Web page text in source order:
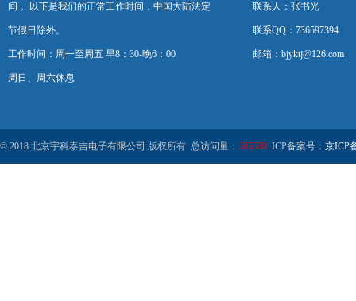
间 。以下是我们的正常工作时间，中国大陆法定
节假日除外。
工作时间：周一至周五 早8：30-晚6：00
周日、周六休息
联系人：张书光
联系QQ：736597394
邮箱：bjyktj@126.com
© 2018 北京宇科泰吉电子有限公司 版权所有 总访问量： 585580 ICP备案号： 京ICP